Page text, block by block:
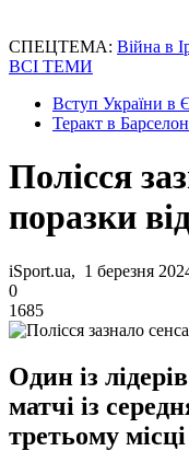
СПЕЦТЕМА: Війна в
ВСІ ТЕМИ
Вступ України в
Теракт в
Полісся
поразки
iSport.ua, 1 березня
0
1685
Один із
матчі із
третьому